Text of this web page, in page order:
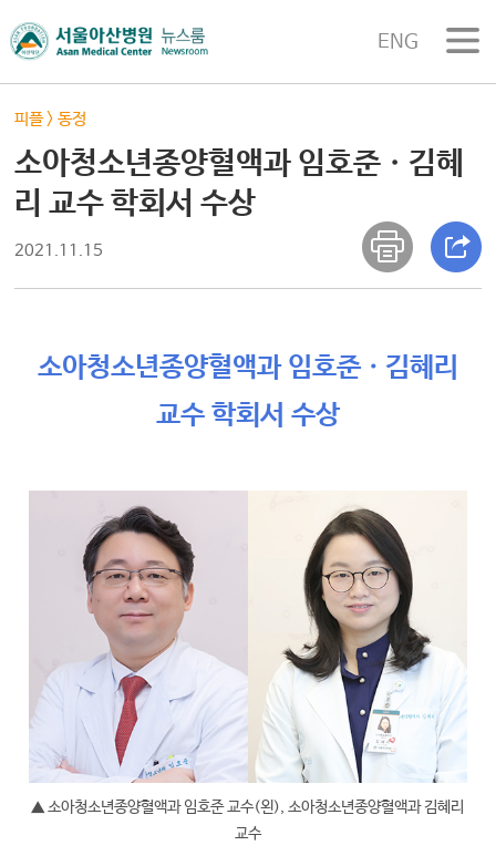
ENG
피플>동정
소아청소년종양혈액과 임호준ㆍ김혜
리 교수 학회서 수상
2021.11.15
소아청소년종양혈액과 임호준ㆍ김혜리
교수 학회서 수상
▲ 소아청소년종양혈액과 임호준 교수(왼), 소아청소년종양혈액과 김혜리
교수